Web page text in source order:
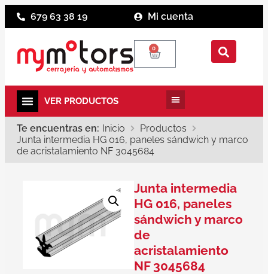
679 63 38 19 Mi cuenta
0
Te encuentras en: Inicio
Productos
Junta intermedia HG 016, paneles sándwich y marco
de acristalamiento NF 3045684
Junta intermedia
HG 016, paneles
sándwich y marco
de
acristalamiento
NF 3045684